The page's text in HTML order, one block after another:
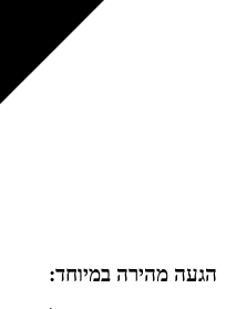
הגעה מהירה במיוחד: